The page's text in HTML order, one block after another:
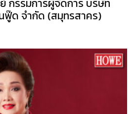
กรรมการผู้จัดการ บริษัท
ฟู๊ด จำกัด (สมุทรสาคร)